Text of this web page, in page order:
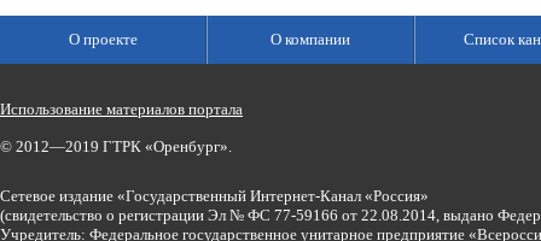
О проекте О компании Список
Использование материалов портала
© 2012—2019 ГТРК «Оренбург».
Сетевое издание «Государственный Интернет-Канал «Россия»
(свидетельство о регистрации Эл № ФС 77-59166 от 22.08.2014, выдано
Учредитель: Федеральное государственное унитарное предприятие